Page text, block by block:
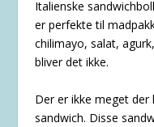
Italienske
er perfekte til
chilimayo, salat,
bliver det ikke.
Der er ikke meget
sandwich. Disse